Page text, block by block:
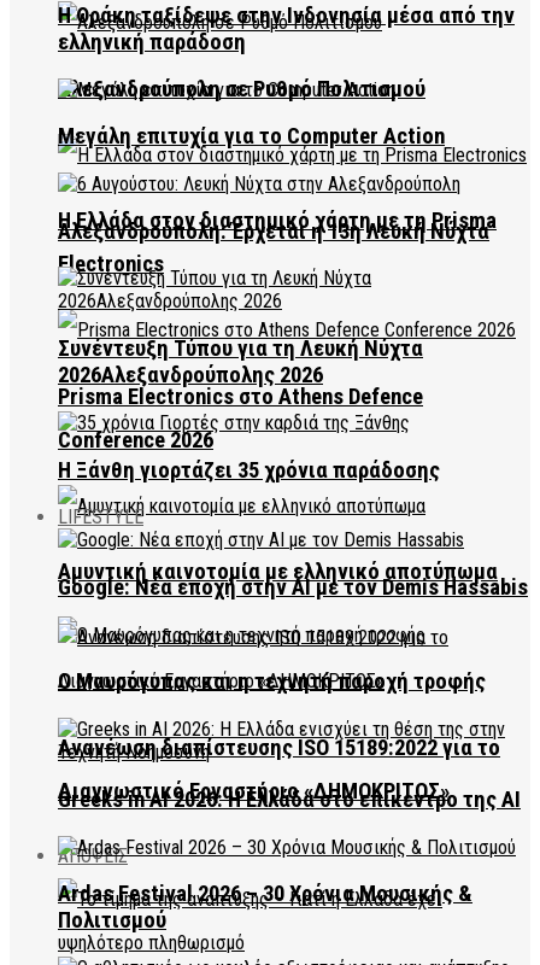
Αλεξανδρούπολη σε Ρυθμό Πολιτισμού
Η Ελλάδα στον διαστημικό χάρτη με τη Prisma
Electronics
Prisma Electronics στο Athens Defence
Conference 2026
Αμυντική καινοτομία με ελληνικό αποτύπωμα
Ανανέωση διαπίστευσης ISO 15189:2022 για το
Διαγνωστικό Εργαστήριο «ΔΗΜΟΚΡΙΤΟΣ»
ΑΠΟΨΕΙΣ
Η Θράκη ταξίδεψε στην Ινδονησία μέσα από την
ελληνική παράδοση
Μεγάλη επιτυχία για το Computer Action
Αλεξανδρούπολη: Έρχεται η 13η Λευκή Νύχτα
Συνέντευξη Τύπου για τη Λευκή Νύχτα
2026Αλεξανδρούπολης 2026
Η Ξάνθη γιορτάζει 35 χρόνια παράδοσης
LIFESTYLE
Google: Νέα εποχή στην AI με τον Demis Hassabis
Ο Μαυρόγυπας και η τεχνητή παροχή τροφής
Greeks in AI 2026: Η Ελλάδα στο επίκεντρο της AI
Ardas Festival 2026 – 30 Χρόνια Μουσικής &
Πολιτισμού